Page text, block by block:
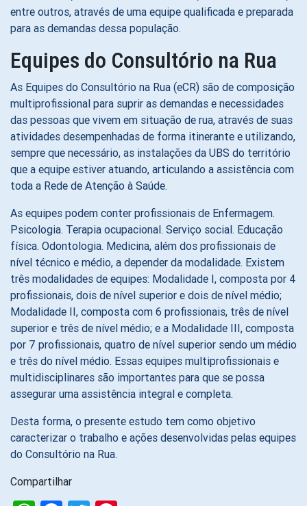
entre outros, através de uma equipe qualificada e preparada
para as demandas dessa população.
Equipes do Consultório na Rua
As Equipes do Consultório na Rua (eCR) são de composição
multiprofissional para suprir as demandas e necessidades
das pessoas que vivem em situação de rua, através de suas
atividades desempenhadas de forma itinerante e utilizando,
sempre que necessário, as instalações da UBS do território
que a equipe estiver atuando, articulando a assistência com
toda a Rede de Atenção à Saúde.
As equipes podem conter profissionais de Enfermagem.
Psicologia. Terapia ocupacional. Serviço social. Educação
física. Odontologia. Medicina, além dos profissionais de
nível técnico e médio, a depender da modalidade. Existem
três modalidades de equipes: Modalidade I, composta por 4
profissionais, dois de nível superior e dois de nível médio;
Modalidade II, composta com 6 profissionais, três de nível
superior e três de nível médio; e a Modalidade III, composta
por 7 profissionais, quatro de nível superior sendo um médio
e três do nível médio. Essas equipes multiprofissionais e
multidisciplinares são importantes para que se possa
assegurar uma assistência integral e completa.
Desta forma, o presente estudo tem como objetivo
caracterizar o trabalho e ações desenvolvidas pelas equipes
do Consultório na Rua.
Compartilhar